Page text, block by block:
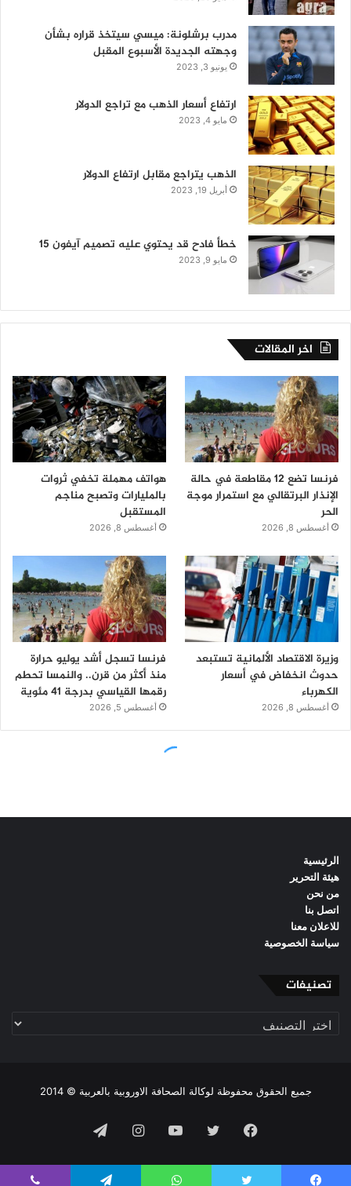
الرئيسية
هيئة التحرير
من نحن
اتصل بنا
للاعلان معنا
سياسة الخصوصية
تصنيفات
تصنيفات
جميع الحقوق محفوظة لوكالة الصحافة الاوروبية بالعربية © 2014
فيسبوك تويتر يوتيوبانستقرامتيلقرام